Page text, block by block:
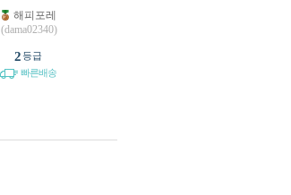
해피포레
(dama02340)
2등급
빠른배송